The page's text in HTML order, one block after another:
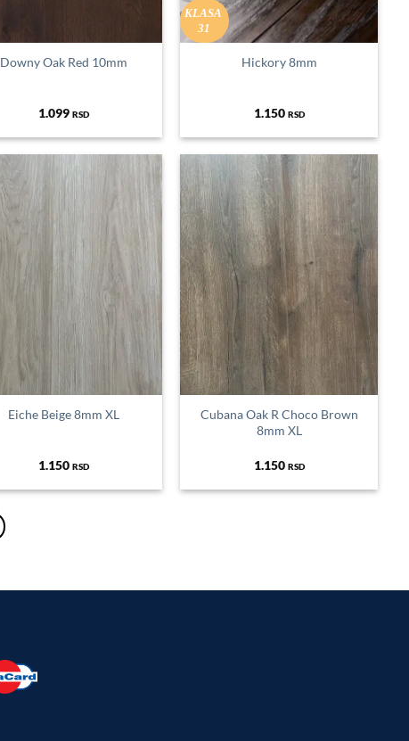
Downy Oak Red 10mm
1.099 RSD
KLASA
31
Hickory 8mm
1.150 RSD
Eiche Beige 8mm XL
1.150 RSD
Cubana Oak R Choco Brown
8mm XL
1.150 RSD